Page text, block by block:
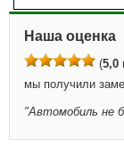
Наша оценка
(5,0
мы получили
"Автомобиль не